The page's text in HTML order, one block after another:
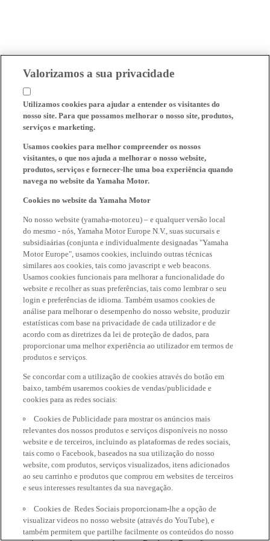
Valorizamos a sua privacidade
Utilizamos cookies para ajudar a entender os visitantes do
nosso site. Para que possamos melhorar o nosso site, produtos,
serviços e marketing.
Usamos cookies para melhor compreender os nossos
visitantes, o que nos ajuda a melhorar o nosso website,
produtos, serviços e fornecer-lhe uma boa experiência quando
navega no website da Yamaha Motor.
Cookies no website da Yamaha Motor
No nosso website (yamaha-motor.eu) – e qualquer versão local
do mesmo - nós, Yamaha Motor Europe N.V., suas sucursais e
subsidiaárias (conjunta e individualmente designadas "Yamaha
Motor Europe", usamos cookies, incluindo outras técnicas
similares aos cookies, tais como javascript e web beacons.
Usamos cookies funcionais para melhorar a funcionalidade do
website e recolher as suas preferências, tais como lembrar o seu
login e preferências de idioma. Também usamos cookies de
análise para melhorar o desempenho do nosso website, produzir
estatísticas com base na privacidade de cada utilizador e de
acordo com as diretrizes da lei de proteção de dados, para
proporcionar uma melhor experiência ao utilizador em termos de
produtos e serviços.
Se concordar com a utilização de cookies através do botão em
baixo, também usaremos cookies de vendas/publicidade e
cookies para as redes sociais:
Cookies de Publicidade para mostrar os anúncios mais
relevantes dos nossos produtos e serviços disponíveis no nosso
website e de terceiros, incluindo as plataformas de redes sociais,
tais como o Facebook, baseados na sua utilização do nosso
website, com produtos, serviços visualizados, itens adicionados
ao seu carrinho e produtos que comprou em websites de terceiros
e seus interesses resultantes da sua navegação.
Cookies de Redes Sociais proporcionam-lhe a opção de
visualizar videos no nosso website (através do YouTube), e
também permitem que partilhe facilmente os conteúdos do nosso